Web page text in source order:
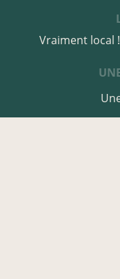
Vraiment local !
Des